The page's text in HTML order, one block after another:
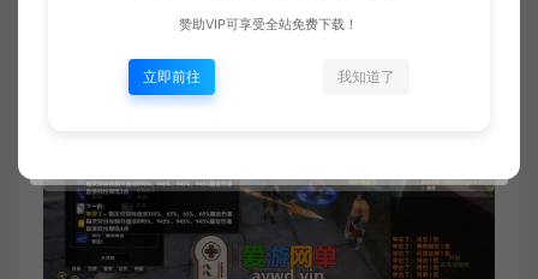
赞助VIP可享受全站免费下载！
立即前往 我知道了